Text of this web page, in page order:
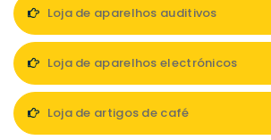
Loja de aparelhos auditivos
Loja de aparelhos electrónicos
Loja de artigos de café